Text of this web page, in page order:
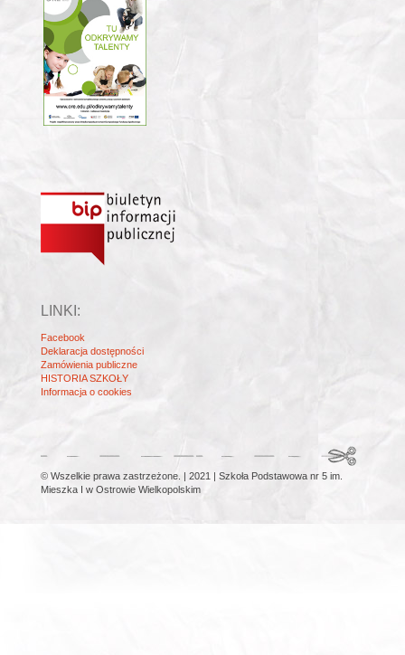
LINKI:
Facebook
Deklaracja dostępności
Zamówienia publiczne
HISTORIA SZKOŁY
Informacja o cookies
© Wszelkie prawa zastrzeżone. | 2021 | Szkoła Podstawowa nr 5 im.
Mieszka I w Ostrowie Wielkopolskim